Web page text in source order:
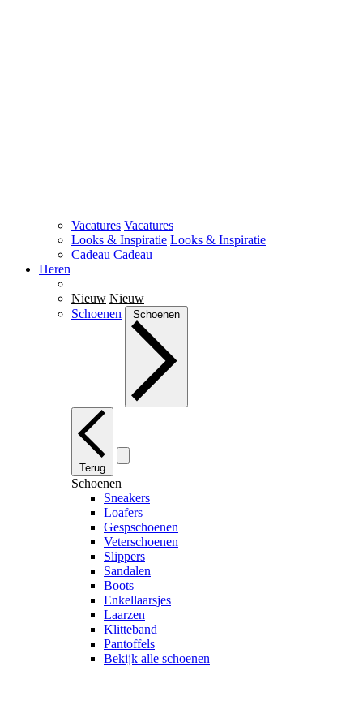
Vacatures Vacatures
Looks & Inspiratie Looks & Inspiratie
Cadeau Cadeau
Heren
Nieuw Nieuw
Schoenen
Schoenen
Terug
Schoenen
Sneakers
Loafers
Gespschoenen
Veterschoenen
Slippers
Sandalen
Boots
Enkellaarsjes
Laarzen
Klitteband
Pantoffels
Bekijk alle schoenen